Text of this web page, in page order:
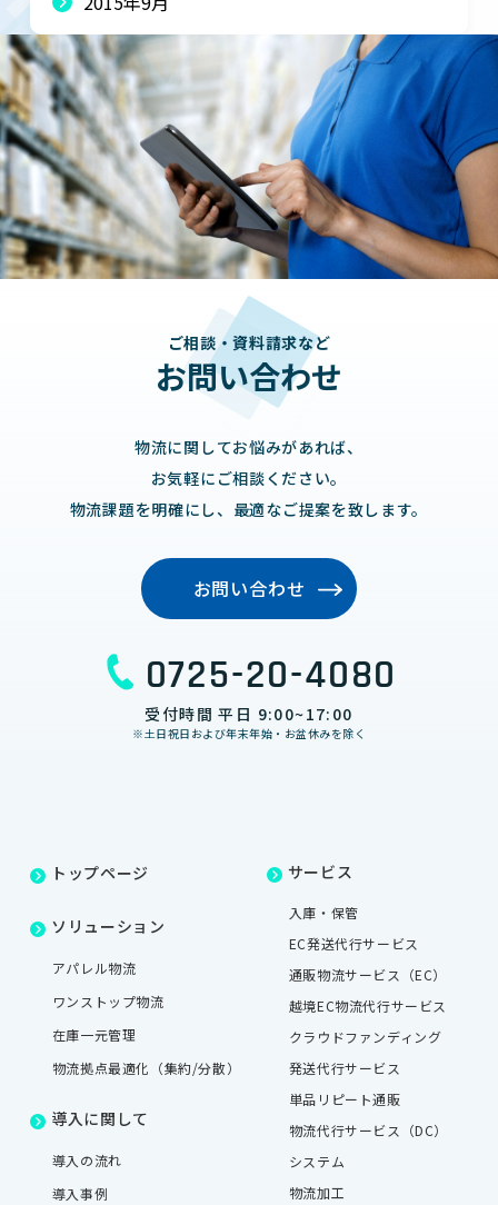
ご相談・資料請求など
お問い合わせ
物流に関してお悩みがあれば、
お気軽にご相談ください。
物流課題を明確にし、最適なご提案を致します。
お問い合わせ
0725-20-4080
受付時間 平日 9:00~17:00
※土日祝日および年末年始・お盆休みを除く
トップページ
ソリューション
アパレル物流
ワンストップ物流
在庫一元管理
物流拠点最適化（集約/分散）
導入に関して
導入の流れ
導入事例
サービス
入庫・保管
EC発送代行サービス
通販物流サービス（EC）
越境EC物流代行サービス
クラウドファンディング
発送代行サービス
単品リピート通販
物流代行サービス（DC）
システム
物流加工